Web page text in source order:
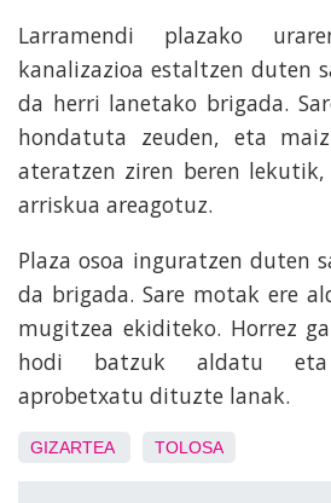
Larramendi plazako
kanalizazioa estaltzen duten
da herri lanetako brigada.
hondatuta zeuden, eta
ateratzen ziren beren
arriskua areagotuz.
Plaza osoa inguratzen duten
da brigada. Sare motak ere
mugitzea ekiditeko. Horrez
hodi batzuk aldatu
aprobetxatu dituzte lanak.
GIZARTEA TOLOSA